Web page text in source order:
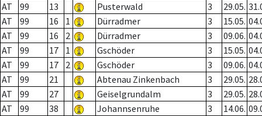
AT
99 13 Pusterwald 3 29.05.
AT
99 16 1 Dürradmer 3 15.05.
AT
99 16 2 Dürradmer 3 09.06.
AT
99 17 1 Gschöder 3 15.05.
AT
99 17 2 Gschöder 3 09.06.
AT
99 21 Abtenau Zinkenbach 3 29.05.
AT
99 27 Geiselgrundalm 3 29.05.
AT
99 38 Johannsenruhe 3 14.06.